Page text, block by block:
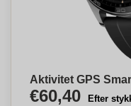
Aktivitet GPS
€60,40 Efter